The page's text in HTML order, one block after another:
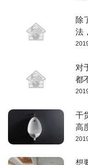
除
法
对
都
干
高
想